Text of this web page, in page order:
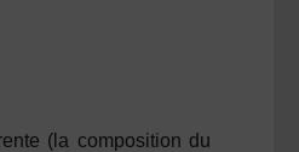
(la composition du